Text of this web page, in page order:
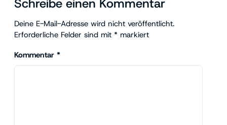
Schreibe einen Kommentar
Deine E-Mail-Adresse wird nicht veröffentlicht.
Erforderliche Felder sind mit * markiert
Kommentar *